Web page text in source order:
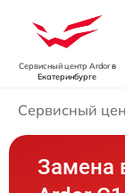
Сервисный центр Ardorв
Екатеринбурге
Сервисный
Замена